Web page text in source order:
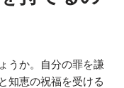
うか。自分の罪を謙
知恵の祝福を受ける